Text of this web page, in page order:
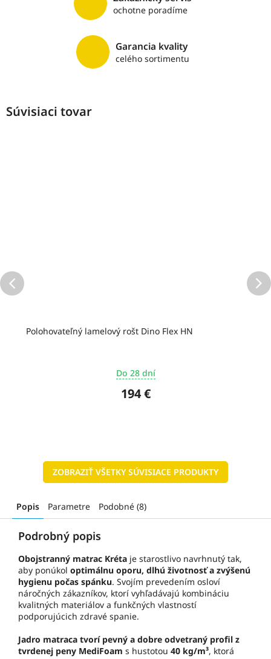
ochotne poradíme
Garancia kvality
celého sortimentu
Súvisiaci tovar
Polohovateľný lamelový rošt Dino Flex HN
Do 28 dní
194 €
ZOBRAZIŤ VŠETKY SÚVISIACE PRODUKTY
Popis Parametre Podobné (8)
Podrobný popis
Obojstranný matrac Kréta je starostlivo navrhnutý tak,
aby ponúkol optimálnu oporu, dlhú životnosť a zvýšenú
hygienu počas spánku. Svojím prevedením osloví
náročných zákazníkov, ktorí vyhľadávajú kombináciu
kvalitných materiálov a funkčných vlastností
podporujúcich zdravé spanie.
Jadro matraca tvorí pevný a dobre odvetraný profil z
tvrdenej peny MediFoam s hustotou 40 kg/m³, ktorá